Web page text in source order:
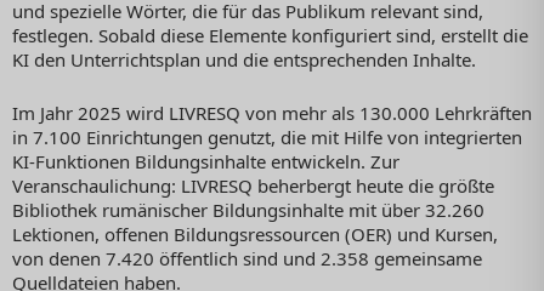
und spezielle Wörter, die für das Publikum relevant sind,
festlegen. Sobald diese Elemente konfiguriert sind, erstellt die
KI den Unterrichtsplan und die entsprechenden Inhalte.
Im Jahr 2025 wird LIVRESQ von mehr als 130.000 Lehrkräften
in 7.100 Einrichtungen genutzt, die mit Hilfe von integrierten
KI-Funktionen Bildungsinhalte entwickeln. Zur
Veranschaulichung: LIVRESQ beherbergt heute die größte
Bibliothek rumänischer Bildungsinhalte mit über 32.260
Lektionen, offenen Bildungsressourcen (OER) und Kursen,
von denen 7.420 öffentlich sind und 2.358 gemeinsame
Quelldateien haben.